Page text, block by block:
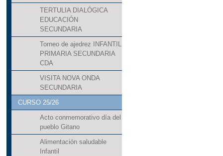
TERTULIA DIALÓGICA
EDUCACIÓN
SECUNDARIA
Torneo de ajedrez INFANTIL
PRIMARIA SECUNDARIA
CDA
VISITA NOVA ONDA
SECUNDARIA
CURSO 25/26
Acto conmemorativo día del
pueblo Gitano
Alimentación saludable
Infantil